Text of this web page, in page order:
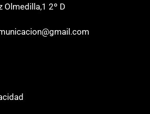
Olmedilla,1 2º D